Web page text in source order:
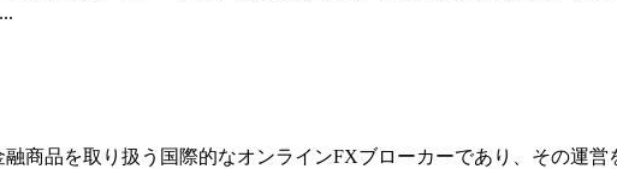
商品を取り扱う国際的なオンラインFXブローカーであり、その運